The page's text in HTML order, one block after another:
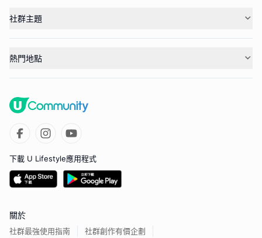
社群主題
熱門地點
下載 U Lifestyle應用程式
關於
社群最強使用指南 社群創作有價企劃